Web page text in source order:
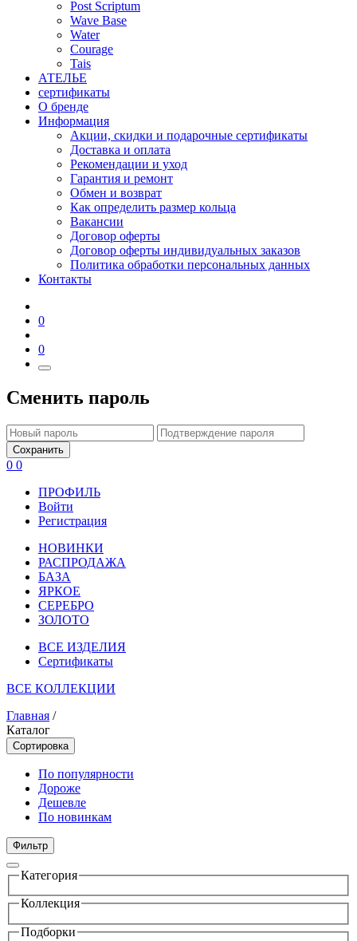
Post Scriptum
Wave Base
Water
Courage
Tais
АТЕЛЬЕ
сертификаты
О бренде
Информация
Акции, скидки и подарочные сертификаты
Доставка и оплата
Рекомендации и уход
Гарантия и ремонт
Обмен и возврат
Как определить размер кольца
Вакансии
Договор оферты
Договор оферты индивидуальных заказов
Политика обработки персональных данных
Контакты
0
0
Сменить пароль
Сохранить
0 0
ПРОФИЛЬ
Войти
Регистрация
НОВИНКИ
РАСПРОДАЖА
БАЗА
ЯРКОЕ
СЕРЕБРО
ЗОЛОТО
ВСЕ ИЗДЕЛИЯ
Сертификаты
ВСЕ КОЛЛЕКЦИИ
Главная /
Каталог
Сортировка
По популярности
Дороже
Дешевле
По новинкам
Фильтр
Категория
Коллекция
Подборки